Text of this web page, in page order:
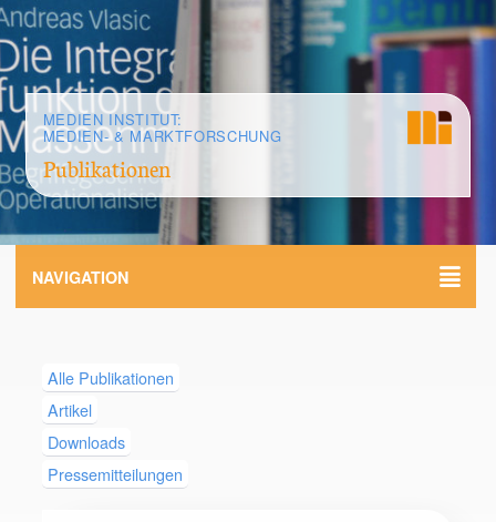
MEDIEN INSTITUT:
MEDIEN- & MARKTFORSCHUNG
Publikationen
NAVIGATION
Alle Publikationen
Artikel
Downloads
Pressemitteilungen